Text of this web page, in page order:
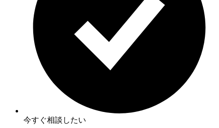
今すぐ相談したい